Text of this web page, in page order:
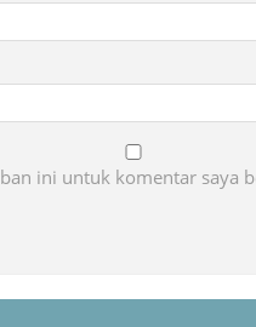
ini untuk komentar saya